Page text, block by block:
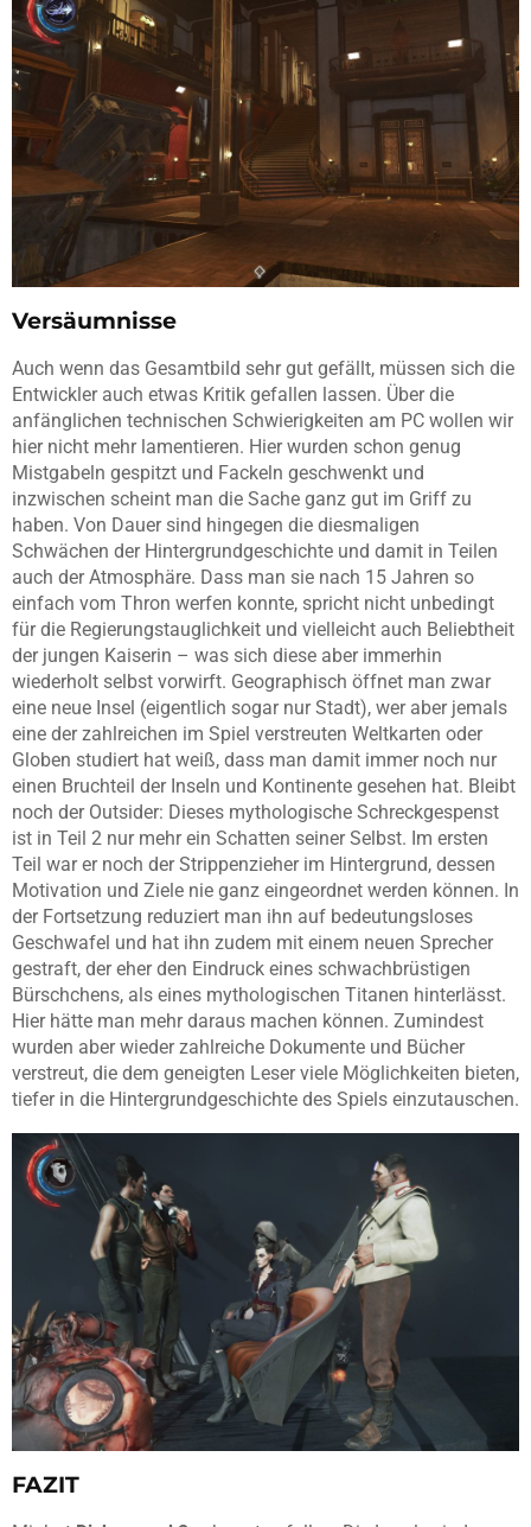
Versäumnisse
Auch wenn das Gesamtbild sehr gut gefällt, müssen sich die
Entwickler auch etwas Kritik gefallen lassen. Über die
anfänglichen technischen Schwierigkeiten am PC wollen wir
hier nicht mehr lamentieren. Hier wurden schon genug
Mistgabeln gespitzt und Fackeln geschwenkt und
inzwischen scheint man die Sache ganz gut im Griff zu
haben. Von Dauer sind hingegen die diesmaligen
Schwächen der Hintergrundgeschichte und damit in Teilen
auch der Atmosphäre. Dass man sie nach 15 Jahren so
einfach vom Thron werfen konnte, spricht nicht unbedingt
für die Regierungstauglichkeit und vielleicht auch Beliebtheit
der jungen Kaiserin – was sich diese aber immerhin
wiederholt selbst vorwirft. Geographisch öffnet man zwar
eine neue Insel (eigentlich sogar nur Stadt), wer aber jemals
eine der zahlreichen im Spiel verstreuten Weltkarten oder
Globen studiert hat weiß, dass man damit immer noch nur
einen Bruchteil der Inseln und Kontinente gesehen hat. Bleibt
noch der Outsider: Dieses mythologische Schreckgespenst
ist in Teil 2 nur mehr ein Schatten seiner Selbst. Im ersten
Teil war er noch der Strippenzieher im Hintergrund, dessen
Motivation und Ziele nie ganz eingeordnet werden können. In
der Fortsetzung reduziert man ihn auf bedeutungsloses
Geschwafel und hat ihn zudem mit einem neuen Sprecher
gestraft, der eher den Eindruck eines schwachbrüstigen
Bürschchens, als eines mythologischen Titanen hinterlässt.
Hier hätte man mehr daraus machen können. Zumindest
wurden aber wieder zahlreiche Dokumente und Bücher
verstreut, die dem geneigten Leser viele Möglichkeiten bieten,
tiefer in die Hintergrundgeschichte des Spiels einzutauschen.
FAZIT